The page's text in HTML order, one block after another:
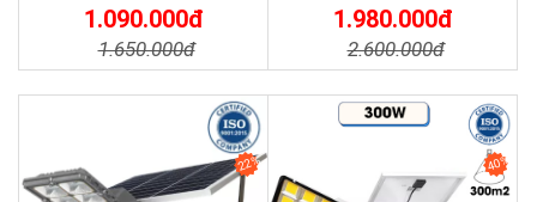
LƯỢNG MẶT TRỜI 300W MẪU
1.090.000đ
1.650.000đ
300W TS-78300K6 - Solar
Light 300W
1.980.000đ
2.600.000đ
22% 40%